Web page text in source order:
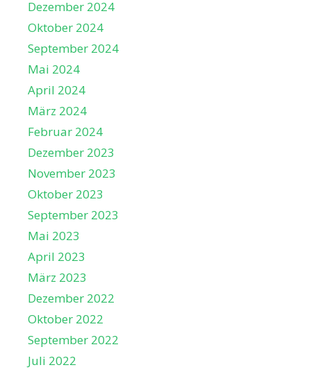
Dezember 2024
Oktober 2024
September 2024
Mai 2024
April 2024
März 2024
Februar 2024
Dezember 2023
November 2023
Oktober 2023
September 2023
Mai 2023
April 2023
März 2023
Dezember 2022
Oktober 2022
September 2022
Juli 2022